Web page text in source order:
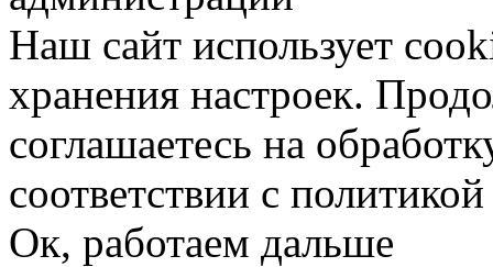
Наш сайт использует
хранения настроек.
соглашаетесь на
соответствии с
Ок, работаем дальше